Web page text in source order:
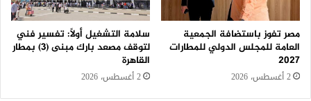
مصر تفوز باستضافة الجمعية
العامة للمجلس الدولي للمطارات
2027
2 أغسطس، 2026
سلامة التشغيل أولًا: تفسير فني
لتوقف مصعد بارك مبنى (3) بمطار
القاهرة
2 أغسطس، 2026